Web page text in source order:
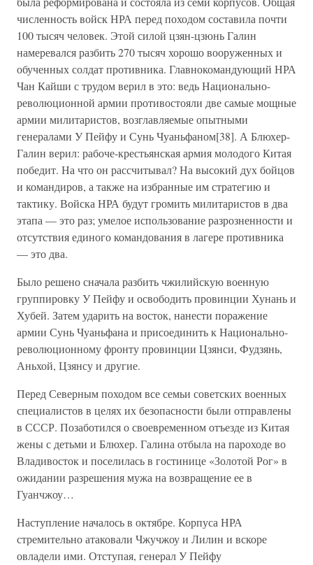
численность войск НРА перед походом составила почти
100 тысяч человек. Этой силой цзян-цзюнь Галин
намеревался разбить 270 тысяч хорошо вооруженных и
обученных солдат противника. Главнокомандующий НРА
Чан Кайши с трудом верил в это: ведь Национально-
революционной армии противостояли две самые мощные
армии милитаристов, возглавляемые опытными
генералами У Пейфу и Сунь Чуаньфаном[38]. А Блюхер-
Галин верил: рабоче-крестьянская армия молодого Китая
победит. На что он рассчитывал? На высокий дух бойцов
и командиров, а также на избранные им стратегию и
тактику. Войска НРА будут громить милитаристов в два
этапа — это раз; умелое использование разрозненности и
отсутствия единого командования в лагере противника
— это два.
Было решено сначала разбить чжилийскую военную
группировку У Пейфу и освободить провинции Хунань и
Хубей. Затем ударить на восток, нанести поражение
армии Сунь Чуаньфана и присоединить к Национально-
революционному фронту провинции Цзянси, Фудзянь,
Аньхой, Цзянсу и другие.
Перед Северным походом все семьи советских военных
специалистов в целях их безопасности были отправлены
в СССР. Позаботился о своевременном отъезде из Китая
жены с детьми и Блюхер. Галина отбыла на пароходе во
Владивосток и поселилась в гостинице «Золотой Рог» в
ожидании разрешения мужа на возвращение ее в
Гуанчжоу…
Наступление началось в октябре. Корпуса НРА
стремительно атаковали Чжучжоу и Лилин и вскоре
овладели ими. Отступая, генерал У Пейфу